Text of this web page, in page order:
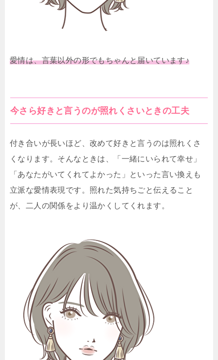
愛情は、言葉以外の形でもちゃんと届いています♪
今さら好きと言うのが照れくさいときの工夫
付き合いが長いほど、改めて好きと言うのは照れくさ
くなります。そんなときは、「一緒にいられて幸せ」
「あなたがいてくれてよかった」といった言い換えも
立派な愛情表現です。照れた気持ちごと伝えること
が、二人の関係をより温かくしてくれます。